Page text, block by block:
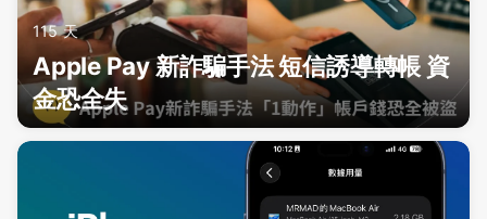
115 天
Apple Pay 新詐騙手法 短信誘導轉帳 資
金恐全失